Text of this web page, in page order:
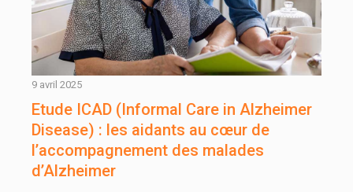
9 avril 2025
Etude ICAD (Informal Care in Alzheimer
Disease) : les aidants au cœur de
l’accompagnement des malades
d’Alzheimer